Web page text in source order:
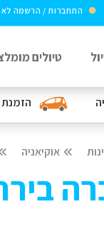
התחברות / הרשמה
טיולים
אוקיאניה